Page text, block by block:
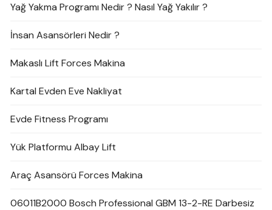
Yağ Yakma Programı Nedir ? Nasıl Yağ Yakılır ?
İnsan Asansörleri Nedir ?
Makaslı Lift Forces Makina
Kartal Evden Eve Nakliyat
Evde Fitness Programı
Yük Platformu Albay Lift
Araç Asansörü Forces Makina
06011B2000 Bosch Professional GBM 13-2-RE Darbesiz